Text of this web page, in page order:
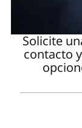
Solicite
contacto